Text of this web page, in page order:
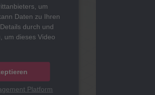
um
Daten zu Ihren
durch und
um dieses Video
Platform